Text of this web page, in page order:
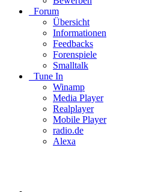
Forum
Übersicht
Informationen
Feedbacks
Forenspiele
Smalltalk
Tune In
Winamp
Media Player
Realplayer
Mobile Player
radio.de
Alexa